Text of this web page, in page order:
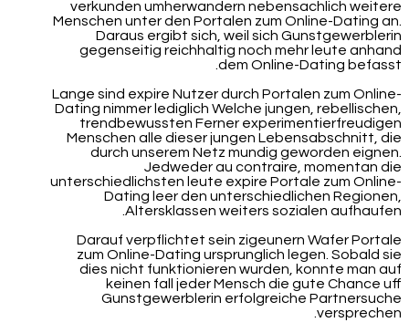
verkunden umherwandern nebensachlich weitere
Menschen unter den Portalen zum Online-Dating an.
Daraus ergibt sich, weil sich Gunstgewerblerin
gegenseitig reichhaltig noch mehr leute anhand
dem Online-Dating befasst.
Lange sind expire Nutzer durch Portalen zum Online-
Dating nimmer lediglich Welche jungen, rebellischen,
trendbewussten Ferner experimentierfreudigen
Menschen alle dieser jungen Lebensabschnitt, die
durch unserem Netz mundig geworden eignen.
Jedweder au contraire, momentan die
unterschiedlichsten leute expire Portale zum Online-
Dating leer den unterschiedlichen Regionen,
Altersklassen weiters sozialen aufhaufen.
Darauf verpflichtet sein zigeunern Wafer Portale
zum Online-Dating ursprunglich legen. Sobald sie
dies nicht funktionieren wurden, konnte man auf
keinen fall jeder Mensch die gute Chance uff
Gunstgewerblerin erfolgreiche Partnersuche
versprechen.